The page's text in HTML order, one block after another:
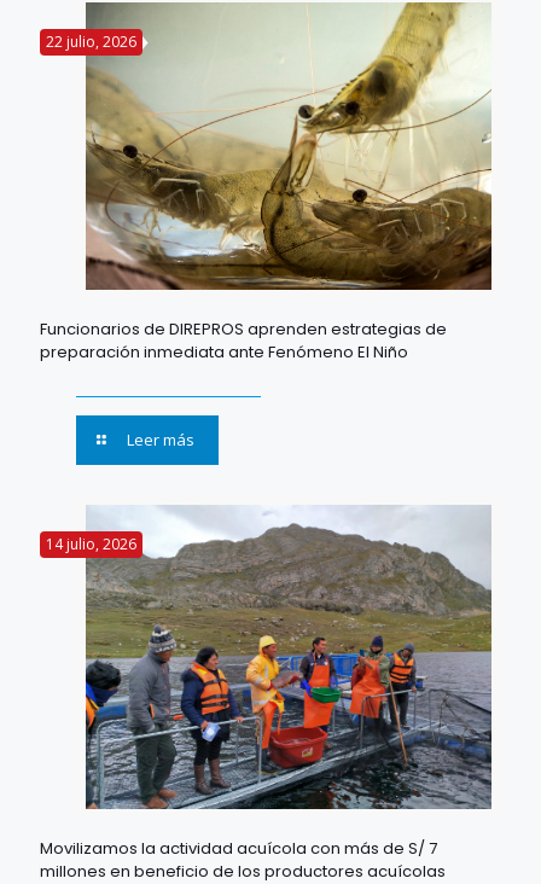
22 julio, 2026
Funcionarios de DIREPROS aprenden estrategias de
preparación inmediata ante Fenómeno El Niño
Leer más
14 julio, 2026
Movilizamos la actividad acuícola con más de S/ 7
millones en beneficio de los productores acuícolas